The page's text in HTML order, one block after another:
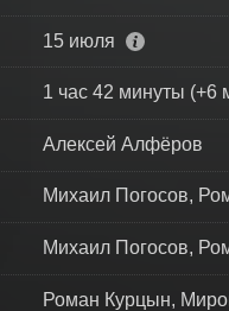
15 июля
1 час 42 минуты (+6
Алексей Алфёров
Михаил Погосов,
Михаил Погосов,
Роман Курцын,